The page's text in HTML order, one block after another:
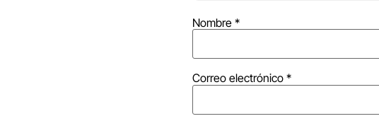
Nombre *
Correo electrónico *